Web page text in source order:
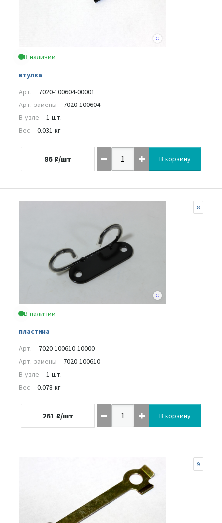
В наличии
втулка
Арт.
7020-100604-00001
Арт. замены
7020-100604
В узле
1 шт.
Вес
0.031 кг
86 ₽/шт В корзину
В наличии
пластина
8
Арт.
7020-100610-10000
Арт. замены
7020-100610
В узле
1 шт.
Вес
0.078 кг
261 ₽/шт В корзину
9